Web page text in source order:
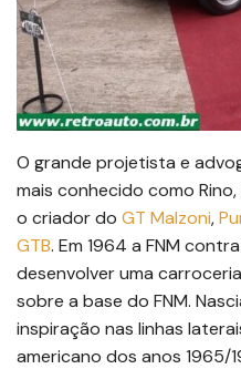
O grande projetista e
mais conhecido como Rino,
o criador do GT Malzoni,
GTB. Em 1964 a FNM
desenvolver uma
sobre a base do FNM.
inspiração nas linhas
americano dos anos 1965/